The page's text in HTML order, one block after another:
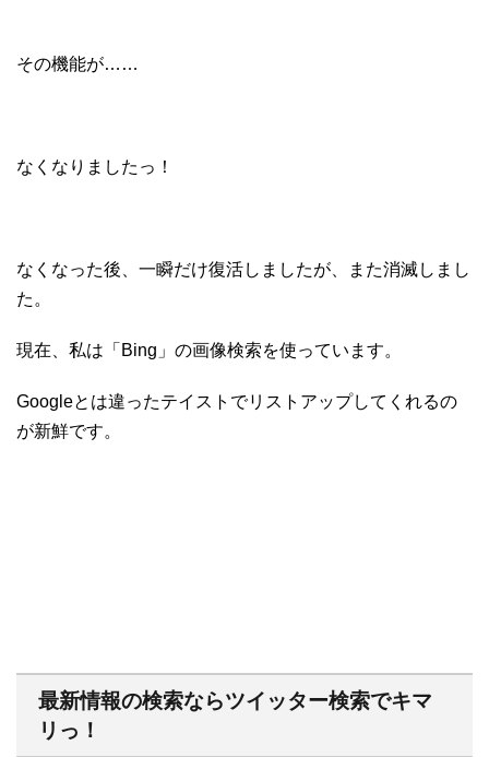
その機能が……
なくなりましたっ！
なくなった後、一瞬だけ復活しましたが、また消滅しまし
た。
現在、私は「Bing」の画像検索を使っています。
Googleとは違ったテイストでリストアップしてくれるの
が新鮮です。
最新情報の検索ならツイッター検索でキマ
リっ！